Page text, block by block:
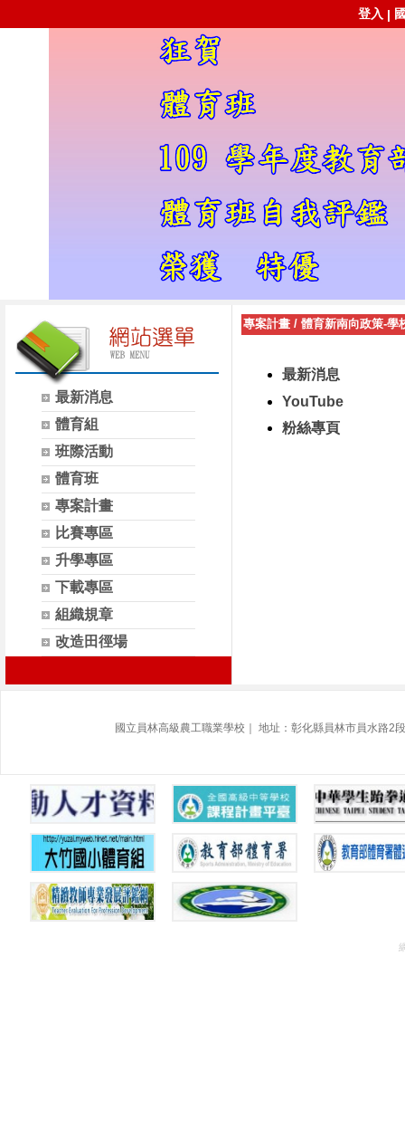
登入 |
最新消息
體育組
班際活動
體育班
專案計畫
比賽專區
升學專區
下載專區
組織規章
改造田徑場
專案計畫 / 體育新南向政策-學
最新消息
YouTube
粉絲專頁
國立員林高級農工職業學校｜ 地址：彰化縣員林市員水路